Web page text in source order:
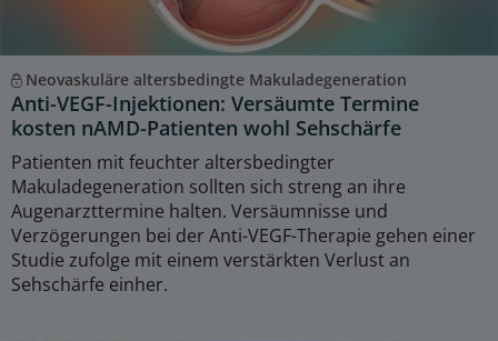
Neovaskuläre altersbedingte Makuladegeneration
Anti-VEGF-Injektionen: Versäumte Termine
kosten nAMD-Patienten wohl Sehschärfe
Patienten mit feuchter altersbedingter
Makuladegeneration sollten sich streng an ihre
Augenarzttermine halten. Versäumnisse und
Verzögerungen bei der Anti-VEGF-Therapie gehen einer
Studie zufolge mit einem verstärkten Verlust an
Sehschärfe einher.